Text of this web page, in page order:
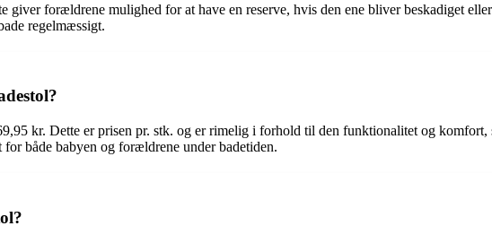
giver forældrene mulighed for at have en reserve, hvis den ene bliver beskadiget
regelmæssigt.
kr. Dette er prisen pr. stk. og er rimelig i forhold til den funktionalitet og
både babyen og forældrene under badetiden.